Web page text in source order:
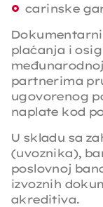
carinske
plaćanja i
partnerima
ugovorenog
naplate kod
U skladu sa
(uvoznika),
poslovnoj
izvoznih
akreditiva.